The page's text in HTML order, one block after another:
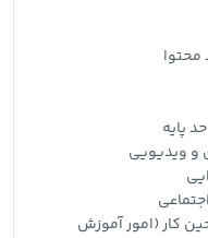
محتوا
پایه
و ویدیویی
کار (امور آموزش